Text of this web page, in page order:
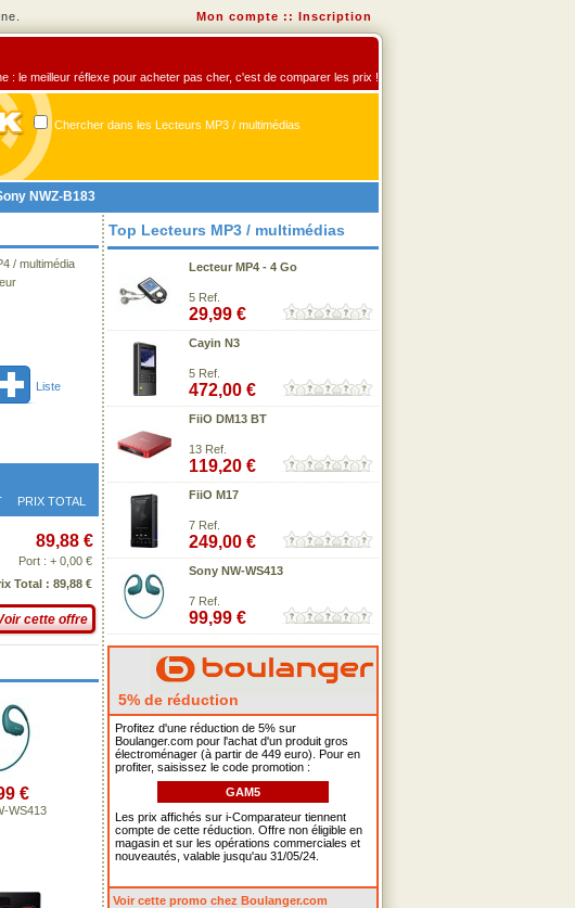
Mon compte :: Inscription
: le meilleur réflexe pour acheter pas cher, c'est de comparer les prix !
Chercher dans les Lecteurs MP3 / multimédias
NWZ-B183
/ multimédia
Liste
PRIX TOTAL
89,88 €
Port : + 0,00 €
Total : 89,88 €
cette offre
€
WS413
Top Lecteurs MP3 / multimédias
Lecteur MP4 - 4 Go
5 Ref.
29,99 €
Cayin N3
5 Ref.
472,00 €
FiiO DM13 BT
13 Ref.
119,20 €
FiiO M17
7 Ref.
249,00 €
Sony NW-WS413
7 Ref.
99,99 €
5% de réduction
Profitez d'une réduction de 5% sur
Boulanger.com pour l'achat d'un produit gros
électroménager (à partir de 449 euro). Pour en
profiter, saisissez le code promotion :
GAM5
Les prix affichés sur i-Comparateur tiennent
compte de cette réduction. Offre non éligible en
magasin et sur les opérations commerciales et
nouveautés, valable jusqu'au 31/05/24.
Voir cette promo chez Boulanger.com